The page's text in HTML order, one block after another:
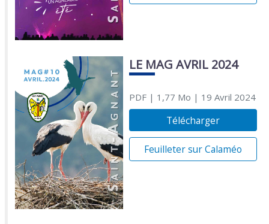
LE MAG AVRIL 2024
PDF| 1,77 Mo | 19 Avril 2024
Télécharger
Feuilleter sur Calaméo